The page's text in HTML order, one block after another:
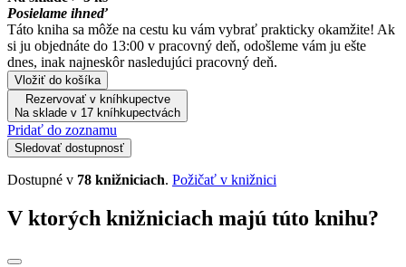
Posielame ihneď
Táto kniha sa môže na cestu ku vám vybrať prakticky okamžite! Ak
si ju objednáte do 13:00 v pracovný deň, odošleme vám ju ešte
dnes, inak najneskôr nasledujúci pracovný deň.
Vložiť do košíka
Rezervovať v kníhkupectve
Na sklade v 17 kníhkupectvách
Pridať do zoznamu
Sledovať dostupnosť
Dostupné v 78 knižniciach. Požičať v knižnici
V ktorých knižniciach majú túto knihu?